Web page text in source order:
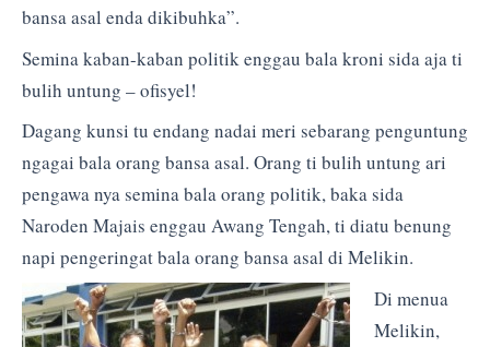
bansa asal enda dikibuhka”.
Semina kaban-kaban politik enggau bala kroni sida aja ti
bulih untung – ofisyel!
Dagang kunsi tu endang nadai meri sebarang penguntung
ngagai bala orang bansa asal. Orang ti bulih untung ari
pengawa nya semina bala orang politik, baka sida
Naroden Majais enggau Awang Tengah, ti diatu benung
napi pengeringat bala orang bansa asal di Melikin.
Di menua
Melikin,